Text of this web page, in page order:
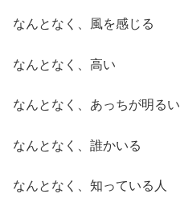
なんとなく、風を感じる
なんとなく、高い
なんとなく、あっちが明るい
なんとなく、誰かいる
なんとなく、知っている人